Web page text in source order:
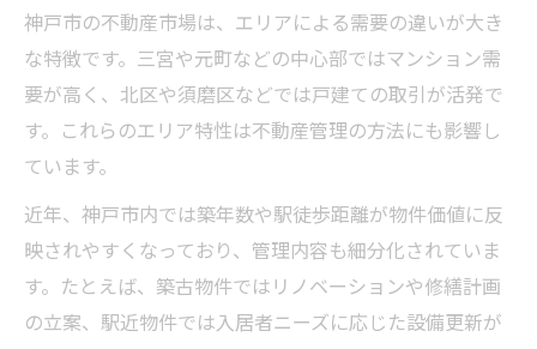
不動産管理で重視すべき安全対策とは
やめた方がいい不動産管理の特徴を見極めるに
は
不動産管理会社選びで避けたい注意点
契約後の対応が悪い不動産管理の実態
口コミや評判が悪い不動産管理会社の特徴
強引な営業をする不動産会社の見分け方
安心取引のために管理会社へ確認したい要点
神戸市の不動産市場は、エリアによる需要の違いが大き
な特徴です。三宮や元町などの中心部ではマンション需
要が高く、北区や須磨区などでは戸建ての取引が活発で
す。これらのエリア特性は不動産管理の方法にも影響し
ています。
近年、神戸市内では築年数や駅徒歩距離が物件価値に反
映されやすくなっており、管理内容も細分化されていま
す。たとえば、築古物件ではリノベーションや修繕計画
の立案、駅近物件では入居者ニーズに応じた設備更新が